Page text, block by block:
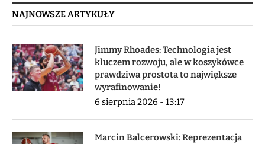
NAJNOWSZE ARTYKUŁY
Jimmy Rhoades: Technologia jest
kluczem rozwoju, ale w koszykówce
prawdziwa prostota to największe
wyrafinowanie!
6 sierpnia 2026 - 13:17
Marcin Balcerowski: Reprezentacja